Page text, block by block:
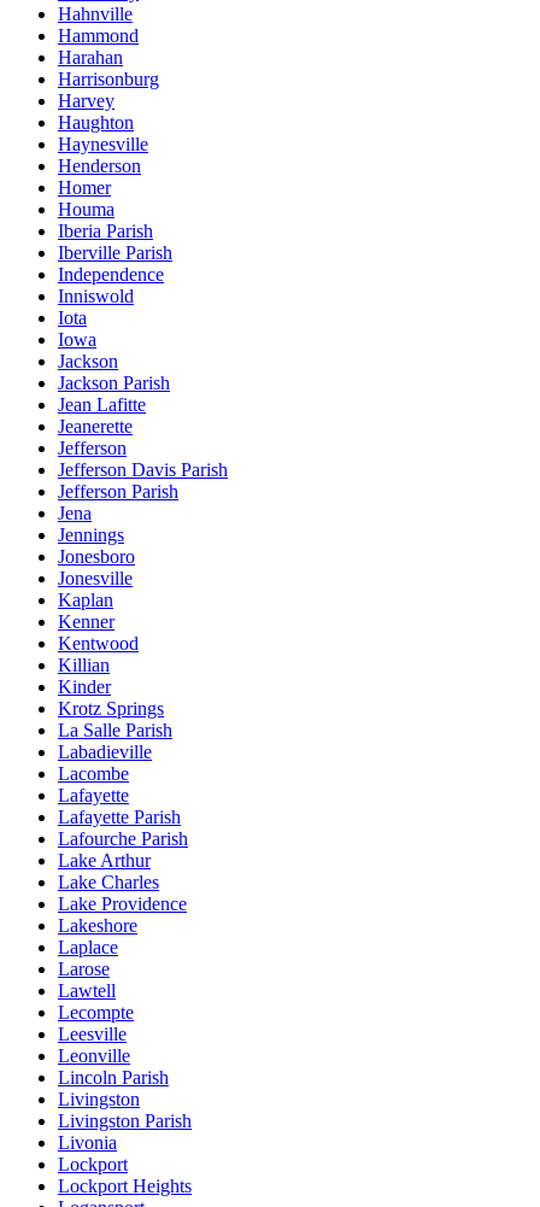
Hahnville
Hammond
Harahan
Harrisonburg
Harvey
Haughton
Haynesville
Henderson
Homer
Houma
Iberia Parish
Iberville Parish
Independence
Inniswold
Iota
Iowa
Jackson
Jackson Parish
Jean Lafitte
Jeanerette
Jefferson
Jefferson Davis Parish
Jefferson Parish
Jena
Jennings
Jonesboro
Jonesville
Kaplan
Kenner
Kentwood
Killian
Kinder
Krotz Springs
La Salle Parish
Labadieville
Lacombe
Lafayette
Lafayette Parish
Lafourche Parish
Lake Arthur
Lake Charles
Lake Providence
Lakeshore
Laplace
Larose
Lawtell
Lecompte
Leesville
Leonville
Lincoln Parish
Livingston
Livingston Parish
Livonia
Lockport
Lockport Heights